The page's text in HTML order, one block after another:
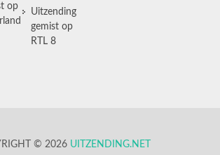
op
Uitzending
gemist op
RTL 8
© 2026 UITZENDING.NET